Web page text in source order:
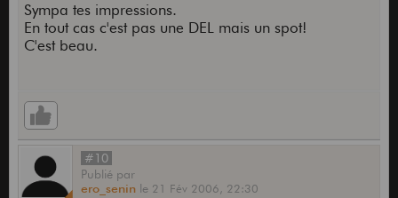
Sympa tes impressions.
En tout cas c'est pas une DEL mais un spot!
C'est beau.
#10
Publié par
ero_senin le 21 Fév 2006, 22:30